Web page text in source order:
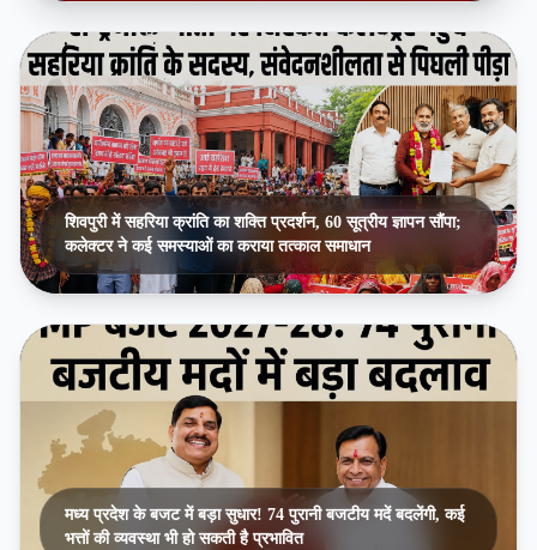
शिवपुरी में सहरिया क्रांति का शक्ति प्रदर्शन, 60 सूत्रीय ज्ञापन सौंपा;
कलेक्टर ने कई समस्याओं का कराया तत्काल समाधान
मध्य प्रदेश के बजट में बड़ा सुधार! 74 पुरानी बजटीय मदें बदलेंगी, कई
भत्तों की व्यवस्था भी हो सकती है प्रभावित